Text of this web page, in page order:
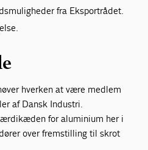
fra Eksportrådet.
hverken at være medlem
af Dansk Industri.
for aluminium her i
over fremstilling til skrot